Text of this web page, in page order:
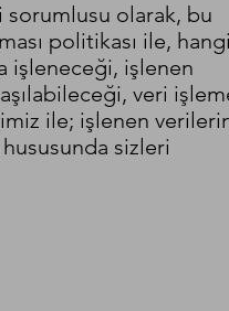
sorumlusu olarak, bu
politikası ile,
işleneceği, işlenen
veri
ile; işlenen
sizleri